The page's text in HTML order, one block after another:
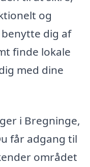
og
dig af
finde lokale
med dine
i Bregninge,
får adgang til
området